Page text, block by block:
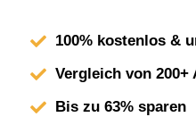
100% kostenlos &
Vergleich von 200+
Bis zu 63% sparen